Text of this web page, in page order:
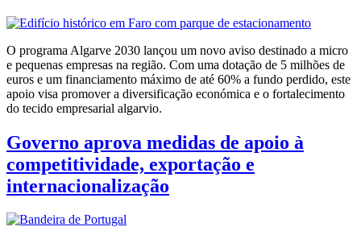
O programa Algarve 2030 lançou um novo aviso destinado a micro
e pequenas empresas na região. Com uma dotação de 5 milhões de
euros e um financiamento máximo de até 60% a fundo perdido, este
apoio visa promover a diversificação económica e o fortalecimento
do tecido empresarial algarvio.
Governo aprova medidas de apoio à
competitividade, exportação e
internacionalização